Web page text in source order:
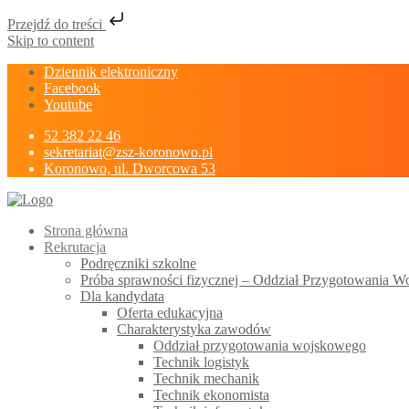
Przejdź do treści
Skip to content
Dziennik elektroniczny
Facebook
Youtube
52 382 22 46
sekretariat@zsz-koronowo.pl
Koronowo, ul. Dworcowa 53
Strona główna
Rekrutacja
Podręczniki szkolne
Próba sprawności fizycznej – Oddział Przygotowania
Dla kandydata
Oferta edukacyjna
Charakterystyka zawodów
Oddział przygotowania wojskowego
Technik logistyk
Technik mechanik
Technik ekonomista